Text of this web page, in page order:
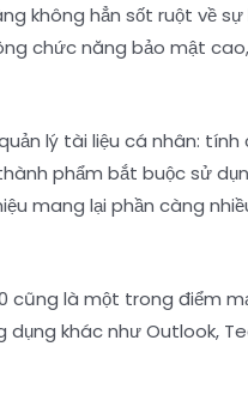
không hẳn sốt ruột về
chức năng bảo mật
lý tài liệu cá nhân:
phẩm bắt buộc sử
mang lại phần càng
là một trong điểm
khác như Outlook,